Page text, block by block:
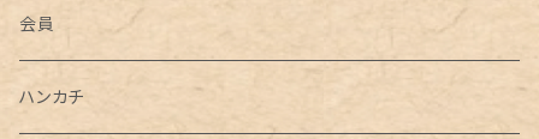
会員
ハンカチ